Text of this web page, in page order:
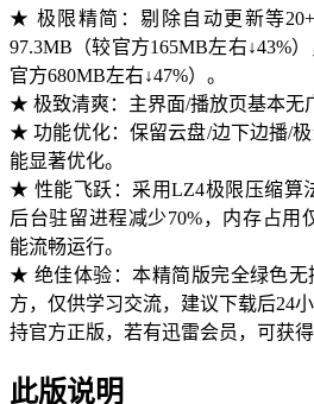
★ 极限精简：剔除自动更新等
97.3MB（较官方165MB左右↓43%
官方680MB左右↓47%）。
★ 极致清爽：主界面/播放页基本无
★ 功能优化：保留云盘/边下边播/
能显著优化。
★ 性能飞跃：采用LZ4极限压缩算
后台驻留进程减少70%，内存占用
能流畅运行。
★ 绝佳体验：本精简版完全绿色无
方，仅供学习交流，建议下载后24
持官方正版，若有迅雷会员，可获
此版说明